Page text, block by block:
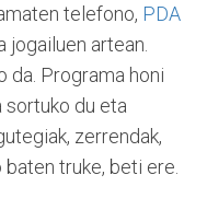
telefono, PDA
jogailuen artean.
da. Programa honi
sortuko du eta
zerrendak,
truke, beti ere.